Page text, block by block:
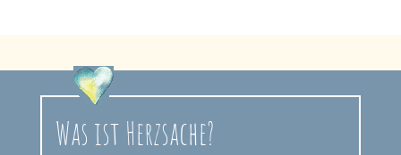
Was ist Herzsache?